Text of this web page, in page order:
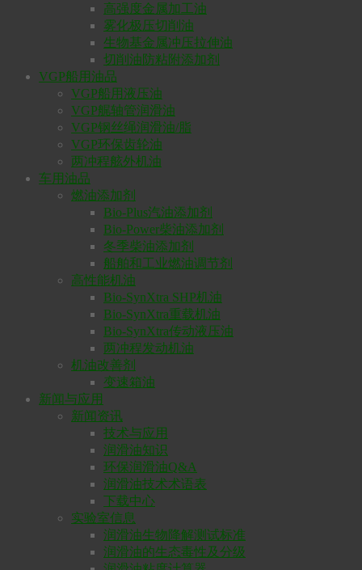
高强度金属加工油
雾化极压切削油
生物基金属冲压拉伸油
切削油防粘附添加剂
VGP船用油品
VGP船用液压油
VGP艉轴管润滑油
VGP钢丝绳润滑油/脂
VGP环保齿轮油
两冲程舷外机油
车用油品
燃油添加剂
Bio-Plus汽油添加剂
Bio-Power柴油添加剂
冬季柴油添加剂
船舶和工业燃油调节剂
高性能机油
Bio-SynXtra SHP机油
Bio-SynXtra重载机油
Bio-SynXtra传动液压油
两冲程发动机油
机油改善剂
变速箱油
新闻与应用
新闻资讯
技术与应用
润滑油知识
环保润滑油Q&A
润滑油技术术语表
下载中心
实验室信息
润滑油生物降解测试标准
润滑油的生态毒性及分级